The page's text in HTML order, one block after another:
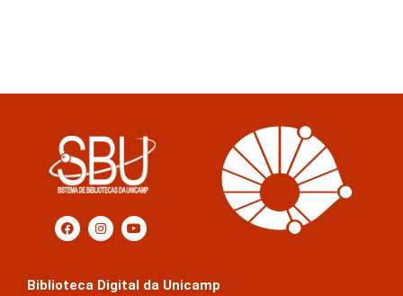
Biblioteca Digital da Unicamp